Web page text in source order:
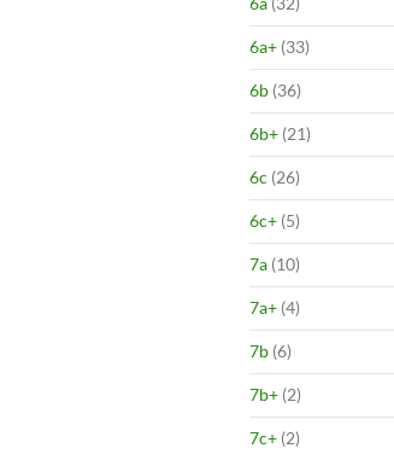
6a+ (33)
6b (36)
6b+ (21)
6c (26)
6c+ (5)
7a (10)
7a+ (4)
7b (6)
7b+ (2)
7c+ (2)